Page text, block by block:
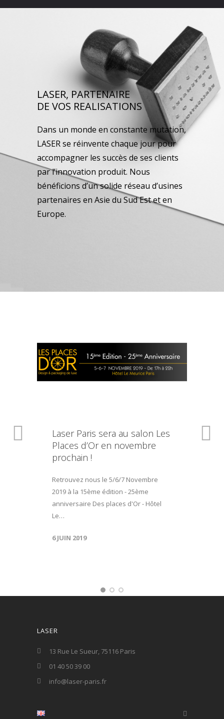
LASER, PARTENAIRE
DE VOS REALISATIONS
Dans un monde en constante mutation,
LASER se réinvente chaque jour pour
accompagner les succès de ses clients
par l’innovation produit. Nous
bénéficions d’un solide réseau d’usines
partenaires en Asie du Sud Est et en
Europe.
Laser Paris sera au salon Les
Places d’Or en novembre
prochain !
Retrouvez nous le 5/6/7 Novembre
2019 à la 15ème édition - 25ème
anniversaire Des places d'Or - Hôtel
Le…
6 JUIN 2019
LASER
13 Rue Le Sueur, 75116 Paris
01 40 50 39 00
info@laser-paris.fr